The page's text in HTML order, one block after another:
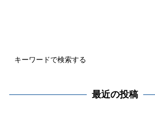
最近の投稿